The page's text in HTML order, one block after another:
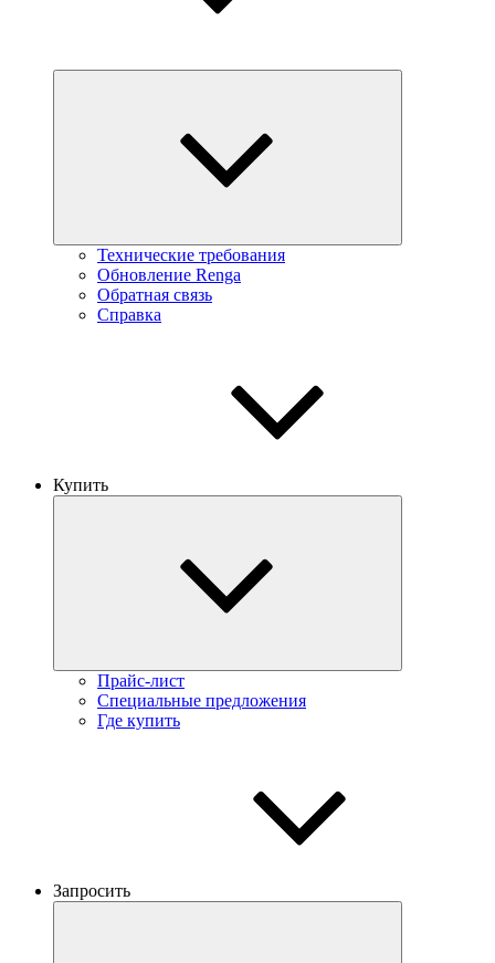
Технические требования
Обновление Renga
Обратная связь
Справка
Купить
Прайс-лист
Специальные предложения
Где купить
Запросить